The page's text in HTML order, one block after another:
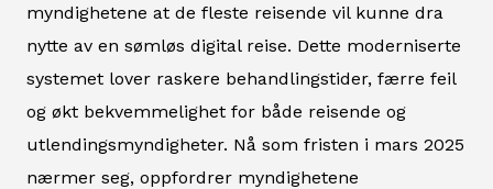
myndighetene at de fleste reisende vil kunne dra
nytte av en sømløs digital reise. Dette moderniserte
systemet lover raskere behandlingstider, færre feil
og økt bekvemmelighet for både reisende og
utlendingsmyndigheter. Nå som fristen i mars 2025
nærmer seg, oppfordrer myndighetene